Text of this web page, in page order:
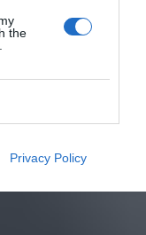
the
Privacy Policy